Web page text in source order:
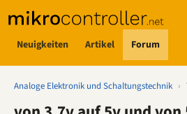
Neuigkeiten Artikel Forum
Analoge Elektronik und Schaltungstechnik ›